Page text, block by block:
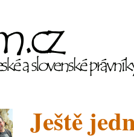
Ještě